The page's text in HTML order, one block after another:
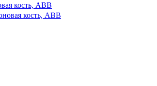
кость, ABB